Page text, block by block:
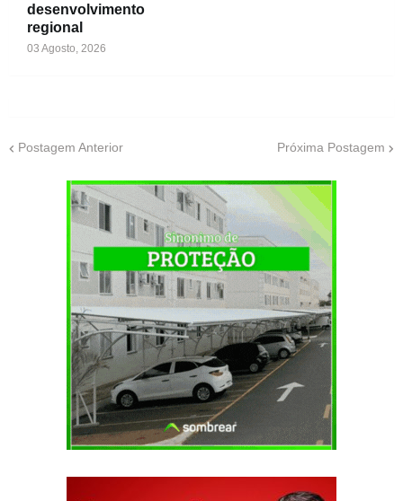
desenvolvimento
regional
03 Agosto, 2026
Postagem Anterior Próxima Postagem